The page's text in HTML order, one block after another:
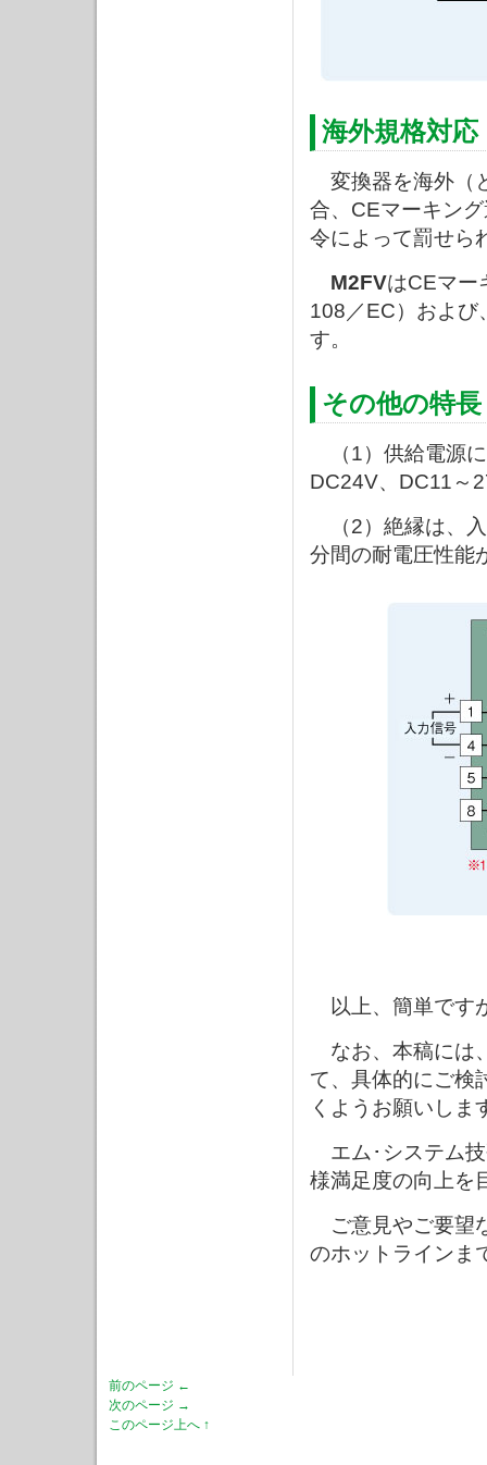
海外規格対応
変換器を海外（
合、CEマーキン
令によって罰せら
M2FVはCEマー
108／EC）および
す。
その他の特長
（1）供給電源
DC24V、DC11～
（2）絶縁は、
分間の耐電圧性能
以上、簡単です
なお、本稿には
て、具体的にご検
くようお願いしま
エム･システム
様満足度の向上を
ご意見やご要望
のホットラインま
前のページ ←
次のページ →
このページ上へ ↑